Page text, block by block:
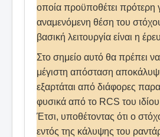
οποία προϋποθέτει πρότερη
αναμενόμενη θέση του
βασική λειτουργία είναι η
Στο σημείο αυτό θα πρέπει
μέγιστη απόσταση
εξαρτάται από διάφορες
φυσικά από το RCS του
Έτσι, υποθέτοντας ότι ο
εντός της κάλυψης του